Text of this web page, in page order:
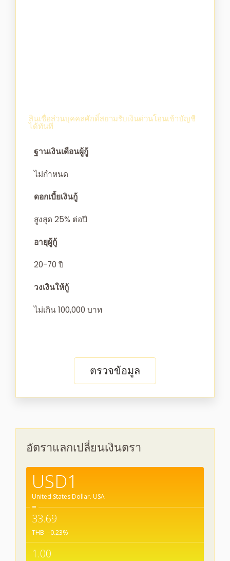
สินเชื่อส่วนบุคคลศักดิ์สยามรับเงินด่วนโอนเข้าบัญชี
ได้ทันที
ฐานเงินเดือนผู้กู้
ไม่กำหนด
ดอกเบี้ยเงินกู้
สูงสุด 25% ต่อปี
อายุผู้กู้
20-70 ปี
วงเงินให้กู้
ไม่เกิน 100,000 บาท
ตรวจข้อมูล
อัตราแลกเปลี่ยนเงินตรา
USD1
United States Dollar. USA
=
33.69
THB –0.23%
1.00